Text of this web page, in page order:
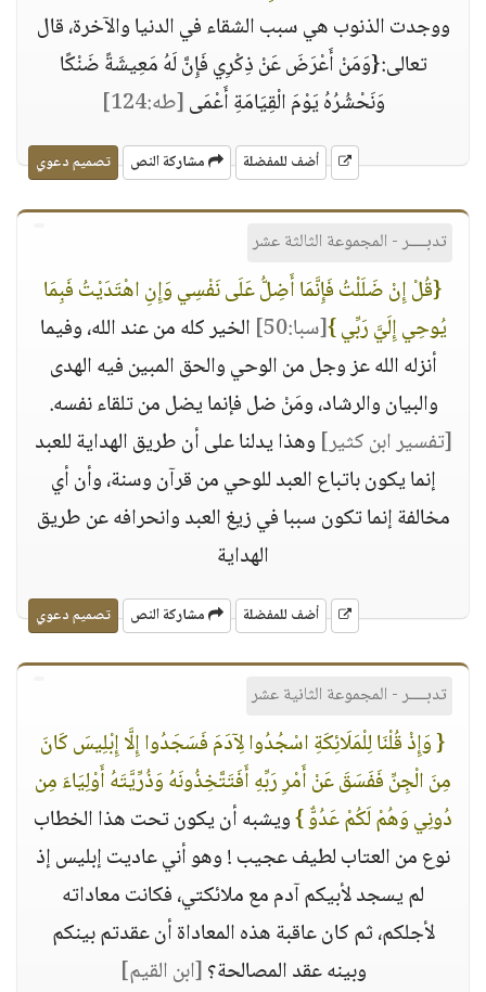
ووجدت الذنوب هي سبب الشقاء في الدنيا والآخرة، قال
تعالى:{وَمَنْ أَعْرَضَ عَنْ ذِكْرِي فَإِنَّ لَهُ مَعِيشَةً ضَنْكًا
وَنَحْشُرُهُ يَوْمَ الْقِيَامَةِ أَعْمَى[طه:124]
أضف للمفضلة مشاركة النص تصميم دعوي
تدبــــر - المجموعة الثالثة عشر
{قُلْ إِنْ ضَلَلْتُ فَإِنَّمَا أَضِلُّ عَلَى نَفْسِي وَإِنِ اهْتَدَيْتُ فَبِمَا
يُوحِي إِلَيَّ رَبِّي }[سبا:50]
الخير كله من عند الله، وفيما
أنزله الله عز وجل من الوحي والحق المبين فيه الهدى
والبيان والرشاد، ومَنْ ضل فإنما يضل من تلقاء نفسه.
[تفسير ابن كثير] وهذا يدلنا على أن طريق الهداية للعبد
إنما يكون باتباع العبد للوحي من قرآن وسنة، وأن أي
مخالفة إنما تكون سببا في زيغ العبد وانحرافه عن طريق
الهداية
أضف للمفضلة مشاركة النص تصميم دعوي
تدبــــر - المجموعة الثانية عشر
{ وَإِذْ قُلْنَا لِلْمَلَائِكَةِ اسْجُدُوا لِآدَمَ فَسَجَدُوا إِلَّا إِبْلِيسَ كَانَ
مِنَ الْجِنِّ فَفَسَقَ عَنْ أَمْرِ رَبِّهِ أَفَتَتَّخِذُونَهُ وَذُرِّيَّتَهُ أَوْلِيَاءَ مِن
دُونِي وَهُمْ لَكُمْ عَدُوٌّ }ويشبه أن يكون تحت هذا الخطاب
نوع من العتاب لطيف عجيب ! وهو أني عاديت إبليس إذ
لم يسجد لأبيكم آدم مع ملائكتي، فكانت معاداته
لأجلكم، ثم كان عاقبة هذه المعاداة أن عقدتم بينكم
وبينه عقد المصالحة؟[ابن القيم]